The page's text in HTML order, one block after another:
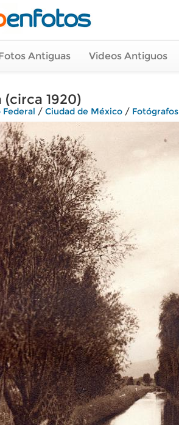
Antiguas Videos Antiguos
(circa 1920)
/ Ciudad de México / Fotógrafos